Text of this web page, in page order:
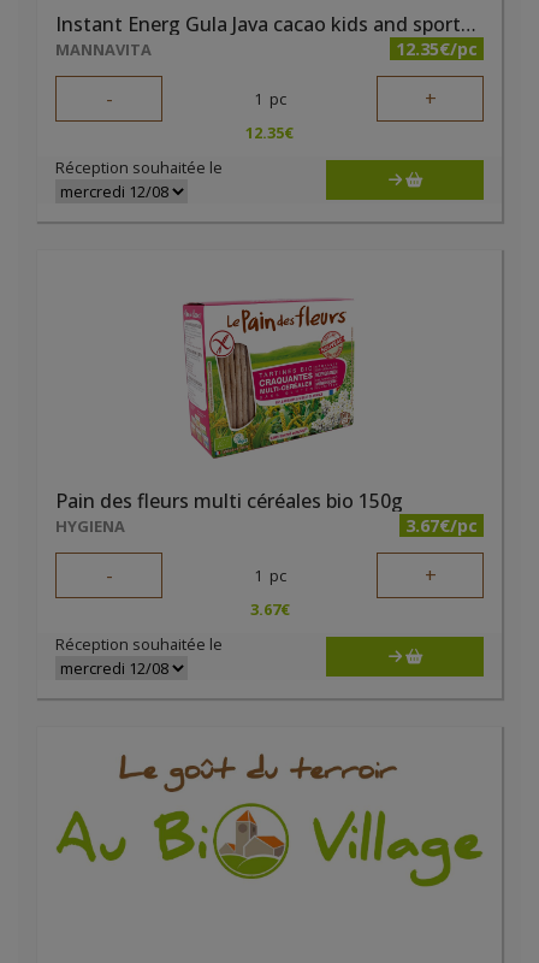
Instant Energ Gula Java cacao kids and sportsbio 230g
MANNAVITA 12.35€/pc
- 1 pc +
12.35€
Réception souhaitée le
Pain des fleurs multi céréales bio 150g
HYGIENA 3.67€/pc
- 1 pc +
3.67€
Réception souhaitée le